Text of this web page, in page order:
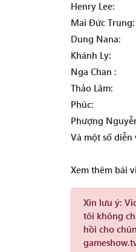
Henry Lee:
Mai Đức Trung:
Dung Nana:
Khánh Ly:
Nga Chan :
Thảo Lâm:
Phúc:
Phượng
Và một số diễn
Xem thêm bài
Xin lưu ý:
tôi không
hồi cho